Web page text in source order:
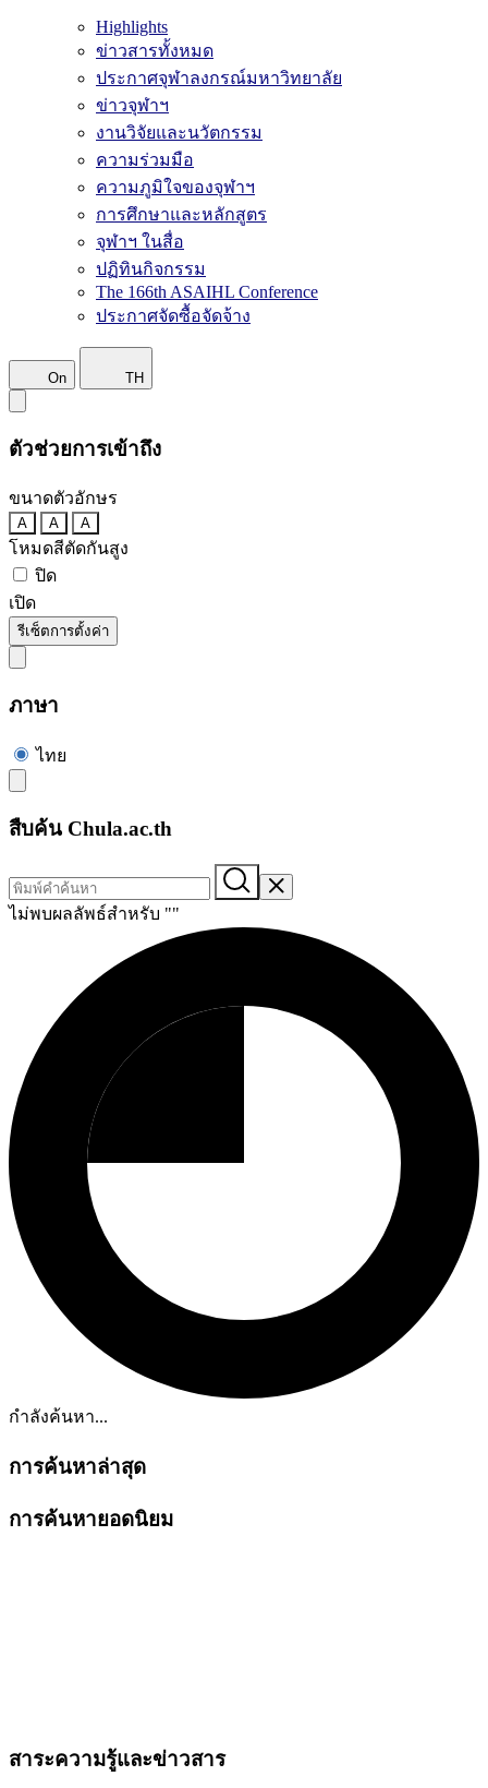
Highlights
ข่าวสารทั้งหมด
ประกาศจุฬาลงกรณ์มหาวิทยาลัย
ข่าวจุฬาฯ
งานวิจัยและนวัตกรรม
ความร่วมมือ
ความภูมิใจของจุฬาฯ
การศึกษาและหลักสูตร
จุฬาฯ ในสื่อ
ปฏิทินกิจกรรม
The 166th ASAIHL Conference
ประกาศจัดซื้อจัดจ้าง
On TH
ตัวช่วยการเข้าถึง
ขนาดตัวอักษร
A A A
โหมดสีตัดกันสูง
ปิด
เปิด
รีเซ็ตการตั้งค่า
ภาษา
ไทย
สืบค้น Chula.ac.th
ไม่พบผลลัพธ์สำหรับ ""
กำลังค้นหา...
การค้นหาล่าสุด
การค้นหายอดนิยม
สาระความรู้และข่าวสาร